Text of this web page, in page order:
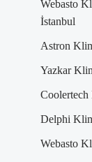
Webasto
İstanbul
Astron
Yazkar
Delphi
Webasto